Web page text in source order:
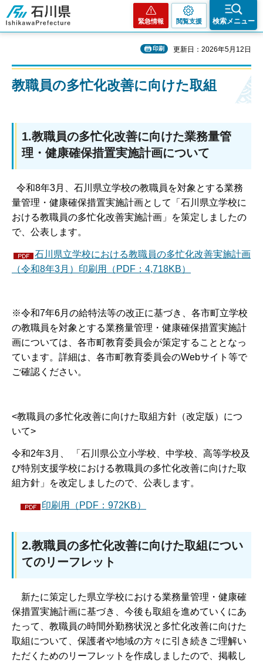
石川県
緊急情報 閲覧支援 検索メニュー
印刷 更新日：2026年5月12日
教職員の多忙化改善に向けた取組
1.教職員の多忙化改善に向けた業務量管
理・健康確保措置実施計画について
令和8年3月、石川県立学校の教職員を対象とする業務
量管理・健康確保措置実施計画として「石川県立学校に
おける教職員の多忙化改善実施計画」を策定しましたの
で、公表します。
石川県立学校における教職員の多忙化改善実施計画
（令和8年3月）印刷用（PDF：4,718KB）
※令和7年6月の給特法等の改正に基づき、各市町立学校
の教職員を対象とする業務量管理・健康確保措置実施計
画については、各市町教育委員会が策定することとなっ
ています。詳細は、各市町教育委員会のWebサイト等で
ご確認ください。
<教職員の多忙化改善に向けた取組方針（改定版）につ
いて>
令和2年3月、 「石川県公立小学校、中学校、高等学校及
び特別支援学校における教職員の多忙化改善に向けた取
組方針」を改定しましたので、公表します。
印刷用（PDF：972KB）
2.教職員の多忙化改善に向けた取組につい
てのリーフレット
新たに策定した県立学校における業務量管理・健康確
保措置実施計画に基づき、今後も取組を進めていくにあ
たって、教職員の時間外勤務状況と多忙化改善に向けた
取組について、保護者や地域の方々に引き続きご理解い
ただくためのリーフレットを作成しましたので、掲載し